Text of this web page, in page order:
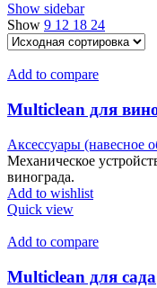
Show sidebar
Show 9 12 18 24
Add to compare
Multiclean для
Аксессуары (навесное
Механическое
винограда.
Add to wishlist
Quick view
Add to compare
Multiclean для сада